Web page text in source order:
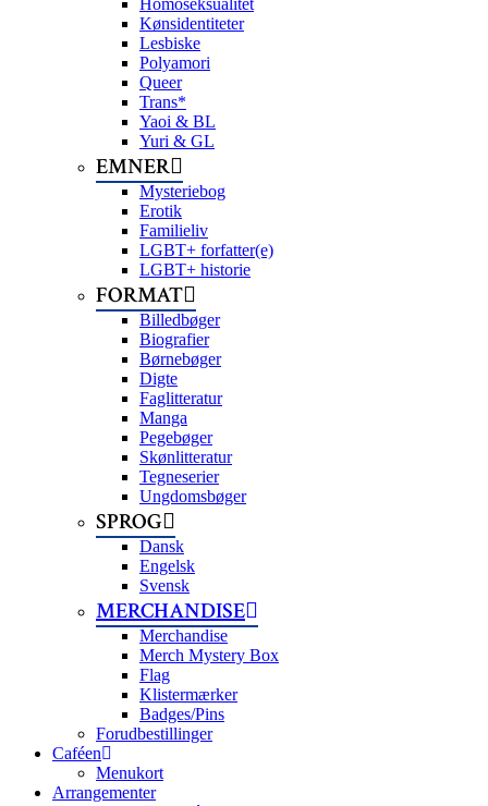
Homoseksualitet
Kønsidentiteter
Lesbiske
Polyamori
Queer
Trans*
Yaoi & BL
Yuri & GL
EMNER
Mysteriebog
Erotik
Familieliv
LGBT+ forfatter(e)
LGBT+ historie
FORMAT
Billedbøger
Biografier
Børnebøger
Digte
Faglitteratur
Manga
Pegebøger
Skønlitteratur
Tegneserier
Ungdomsbøger
SPROG
Dansk
Engelsk
Svensk
MERCHANDISE
Merchandise
Merch Mystery Box
Flag
Klistermærker
Badges/Pins
Forudbestillinger
Caféen
Menukort
Arrangementer